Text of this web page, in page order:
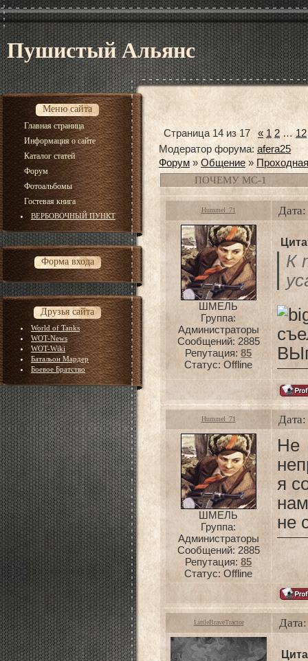
Пушистый Альянс
Меню сайта
Главная страница
Информация о сайте
Каталог статей
Форум
Фотоальбомы
Гостевая книга
ВЕРБОВОЧНЫЙ ПУНКТ
Форма входа
Друзья сайта
World of Tanks
WOT-News
WOT-Wiki
Батальон Мардер
Боевое Братство
Страница 14 из17 « 1 2 … 12
Модератор форума: afera25
Форум » Общение » Проходная
ПОЧЕМУ МС-1
Hummel_71
ШМЕЛЬ
Группа:
Администраторы
Сообщений: 2885
Репутация: 85
Статус: Offline
К
Hummel_71
ШМЕЛЬ
Группа:
Администраторы
Сообщений:2885
Репутация: 85
Статус:Offline
я
не
LittleBraveTractor